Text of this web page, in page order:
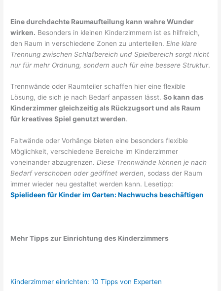
Eine durchdachte Raumaufteilung kann wahre Wunder
wirken. Besonders in kleinen Kinderzimmern ist es hilfreich,
den Raum in verschiedene Zonen zu unterteilen. Eine klare
Trennung zwischen Schlafbereich und Spielbereich sorgt nicht
nur für mehr Ordnung, sondern auch für eine bessere Struktur.
Trennwände oder Raumteiler schaffen hier eine flexible
Lösung, die sich je nach Bedarf anpassen lässt.So kann das
Kinderzimmer gleichzeitig als Rückzugsort und als Raum
für kreatives Spiel genutzt werden.
Faltwände oder Vorhänge bieten eine besonders flexible
Möglichkeit, verschiedene Bereiche im Kinderzimmer
voneinander abzugrenzen.Diese Trennwände können je nach
Bedarf verschoben oder geöffnet werden, sodass der Raum
immer wieder neu gestaltet werden kann. Lesetipp:
Spielideen für Kinder im Garten: Nachwuchs beschäftigen
Mehr Tipps zur Einrichtung des Kinderzimmers
Kinderzimmer einrichten: 10 Tipps von Experten